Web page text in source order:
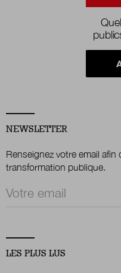
NEWSLETTER
Renseignez votre email afin
transformation publique.
Email *
LES PLUS LUS